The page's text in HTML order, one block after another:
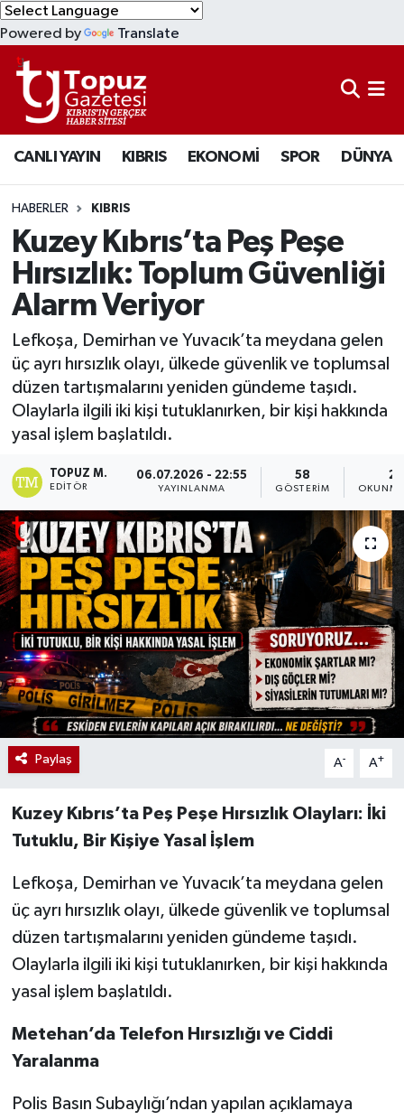
Powered by Translate
CANLI YAYIN KIBRIS EKONOMİ SPOR DÜNYA
HABERLER KIBRIS
Kuzey Kıbrıs’ta Peş Peşe
Hırsızlık: Toplum Güvenliği
Alarm Veriyor
Lefkoşa, Demirhan ve Yuvacık’ta meydana gelen
üç ayrı hırsızlık olayı, ülkede güvenlik ve toplumsal
düzen tartışmalarını yeniden gündeme taşıdı.
Olaylarla ilgili iki kişi tutuklanırken, bir kişi hakkında
yasal işlem başlatıldı.
TOPUZ M.
EDITÖR
06.07.2026 - 22:55
YAYINLANMA
58
GÖSTERIM
2
Paylaş A- A+
Kuzey Kıbrıs’ta Peş Peşe Hırsızlık Olayları: İki
Tutuklu, Bir Kişiye Yasal İşlem
Lefkoşa, Demirhan ve Yuvacık’ta meydana gelen
üç ayrı hırsızlık olayı, ülkede güvenlik ve toplumsal
düzen tartışmalarını yeniden gündeme taşıdı.
Olaylarla ilgili iki kişi tutuklanırken, bir kişi hakkında
yasal işlem başlatıldı.
Metehan’da Telefon Hırsızlığı ve Ciddi
Yaralanma
Polis Basın Subaylığı’ndan yapılan açıklamaya
KIBRIS
DÜNYA
EKONOMİ
MAGAZİN
SAĞLIK
SPOR
TEKNOLOJİ
TÜRKİYE
Lefkoşa Nöbetçi Eczaneler
Lefkoşa Hava Durumu
Lefkoşa Trafik Yoğunluk Haritası
Süper Lig Puan Durumu ve Fikstür
Tüm Manşetler
Son Dakika Haberleri
Haber Arşivi